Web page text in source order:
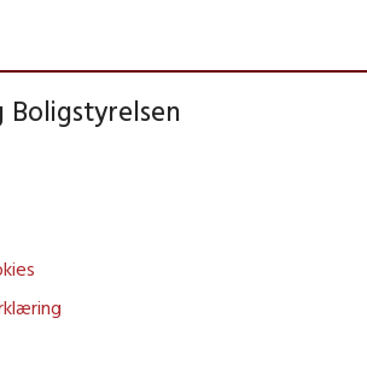
Boligstyrelsen